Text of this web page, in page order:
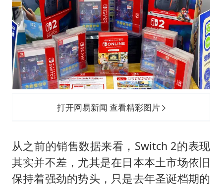
打开网易新闻 查看精彩图片
从之前的销售数据来看，Switch 2的表现
其实并不差，尤其是在日本本土市场依旧
保持着强劲的势头，只是去年圣诞档期的